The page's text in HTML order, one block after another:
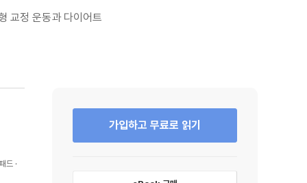
교정 운동과 다이어트
드
가입하고 무료로 읽기